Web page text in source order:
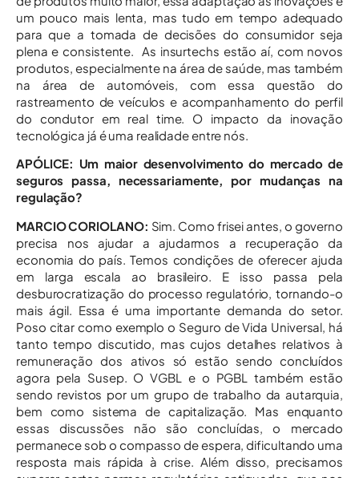
um pouco mais lenta, mas tudo em tempo adequado
para que a tomada de decisões do consumidor seja
plena e consistente. As insurtechs estão aí, com novos
produtos, especialmente na área de saúde, mas também
na área de automóveis, com essa questão do
rastreamento de veículos e acompanhamento do perfil
do condutor em real time. O impacto da inovação
tecnológica já é uma realidade entre nós.
APÓLICE: Um maior desenvolvimento do mercado de
seguros passa, necessariamente, por mudanças na
regulação?
MARCIO CORIOLANO: Sim. Como frisei antes, o governo
precisa nos ajudar a ajudarmos a recuperação da
economia do país. Temos condições de oferecer ajuda
em larga escala ao brasileiro. E isso passa pela
desburocratização do processo regulatório, tornando-o
mais ágil. Essa é uma importante demanda do setor.
Poso citar como exemplo o Seguro de Vida Universal, há
tanto tempo discutido, mas cujos detalhes relativos à
remuneração dos ativos só estão sendo concluídos
agora pela Susep. O VGBL e o PGBL também estão
sendo revistos por um grupo de trabalho da autarquia,
bem como sistema de capitalização. Mas enquanto
essas discussões não são concluídas, o mercado
permanece sob o compasso de espera, dificultando uma
resposta mais rápida à crise. Além disso, precisamos